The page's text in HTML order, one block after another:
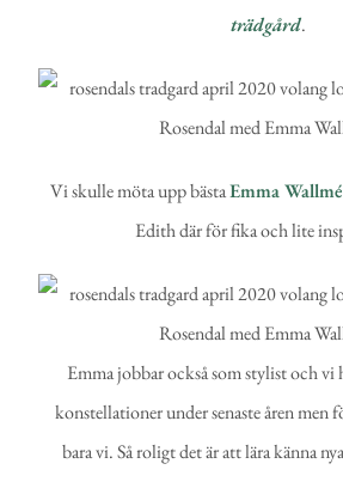
trädgård.
Vi skulle möta upp bästaEmma
Edith där för fika och lite
Emma jobbar också som stylist och vi
konstellationer under senaste åren men
bara vi. Så roligt det är att lära känna